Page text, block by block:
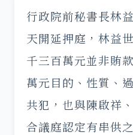
行政院前秘書長林
天開延押庭，林益
千三百萬元並非賄
萬元目的、性質、
共犯，也與陳啟祥
合議庭認定有串供